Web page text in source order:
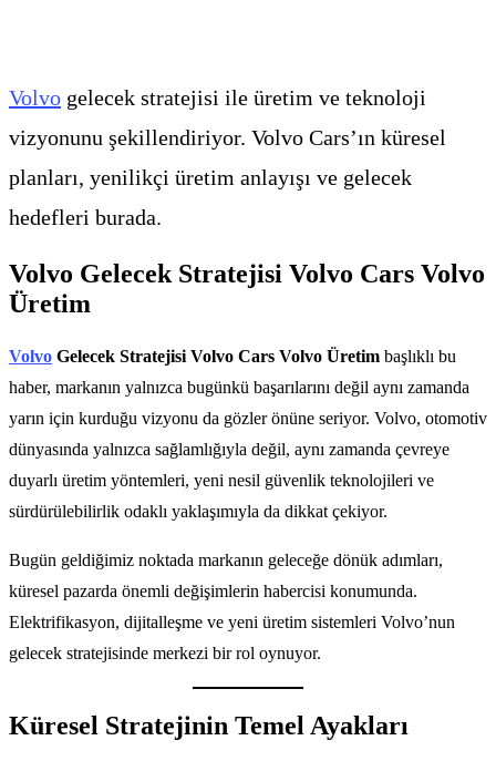
Volvo gelecek stratejisi ile üretim ve teknoloji
vizyonunu şekillendiriyor. Volvo Cars’ın küresel
planları, yenilikçi üretim anlayışı ve gelecek
hedefleri burada.
Volvo Gelecek Stratejisi Volvo Cars Volvo
Üretim
Volvo Gelecek Stratejisi Volvo Cars Volvo Üretim başlıklı bu
haber, markanın yalnızca bugünkü başarılarını değil aynı zamanda
yarın için kurduğu vizyonu da gözler önüne seriyor. Volvo, otomotiv
dünyasında yalnızca sağlamlığıyla değil, aynı zamanda çevreye
duyarlı üretim yöntemleri, yeni nesil güvenlik teknolojileri ve
sürdürülebilirlik odaklı yaklaşımıyla da dikkat çekiyor.
Bugün geldiğimiz noktada markanın geleceğe dönük adımları,
küresel pazarda önemli değişimlerin habercisi konumunda.
Elektrifikasyon, dijitalleşme ve yeni üretim sistemleri Volvo’nun
gelecek stratejisinde merkezi bir rol oynuyor.
Küresel Stratejinin Temel Ayakları